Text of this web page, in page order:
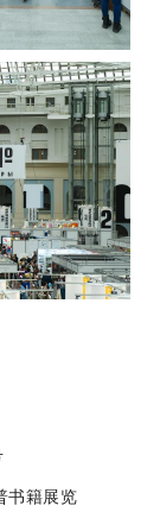
书籍展览